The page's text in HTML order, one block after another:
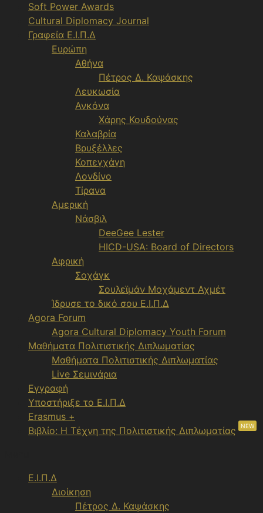
Soft Power Awards
Cultural Diplomacy Journal
Γραφεία Ε.Ι.Π.Δ
Ευρώπη
Αθήνα
Πέτρος Δ. Καψάσκης
Λευκωσία
Ανκόνα
Χάρης Κουδούνας
Καλαβρία
Βρυξέλλες
Κοπεγχάγη
Λονδίνο
Τίρανα
Αμερική
Νάσβιλ
DeeGee Lester
HICD-USA: Board of Directors
Αφρική
Σοχάγκ
Σουλεϊμάν Μοχάμεντ Αχμέτ
Ίδρυσε το δικό σου Ε.Ι.Π.Δ
Agora Forum
Agora Cultural Diplomacy Youth Forum
Μαθήματα Πολιτιστικής Διπλωματίας
Μαθήματα Πολιτιστικής Διπλωματίας
Live Σεμινάρια
Εγγραφή
Υποστήριξε το Ε.Ι.Π.Δ
Erasmus +
Βιβλίο: Η Τέχνη της Πολιτιστικής Διπλωματίας
NEW
Ε.Ι.Π.Δ
Διοίκηση
Πέτρος Δ. Καψάσκης